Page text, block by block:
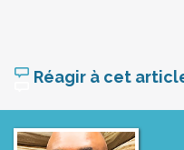
Réagir à cet